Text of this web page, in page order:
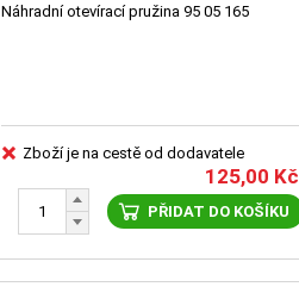
Náhradní otevírací pružina 95 05 165
Zboží je na cestě od dodavatele
125,00 Kč
PŘIDAT DO KOŠÍKU